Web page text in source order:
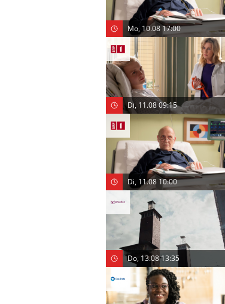
Mo, 10.08 17:00
Di, 11.08 09:15
Di, 11.08 10:00
Do, 13.08 13:35